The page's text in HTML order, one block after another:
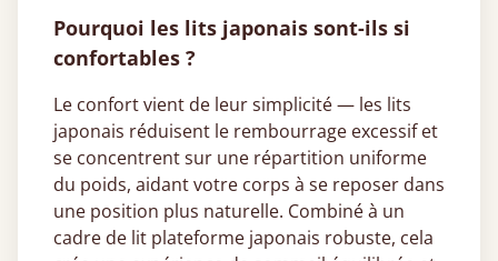
Pourquoi les lits japonais sont-ils si
confortables ?
Le confort vient de leur simplicité — les lits
japonais réduisent le rembourrage excessif et
se concentrent sur une répartition uniforme
du poids, aidant votre corps à se reposer dans
une position plus naturelle. Combiné à un
cadre de lit plateforme japonais robuste, cela